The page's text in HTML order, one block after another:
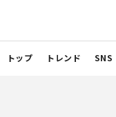
トップ トレンド SNS